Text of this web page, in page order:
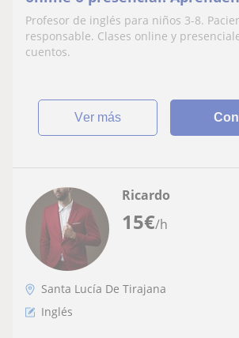
con canciones y cuentos
Profesor de inglés para niños 3-8.
responsable. Clases online y
cuentos.
ver más
15€/h
Ricardo
Santa Lucía De Tirajana
Inglés